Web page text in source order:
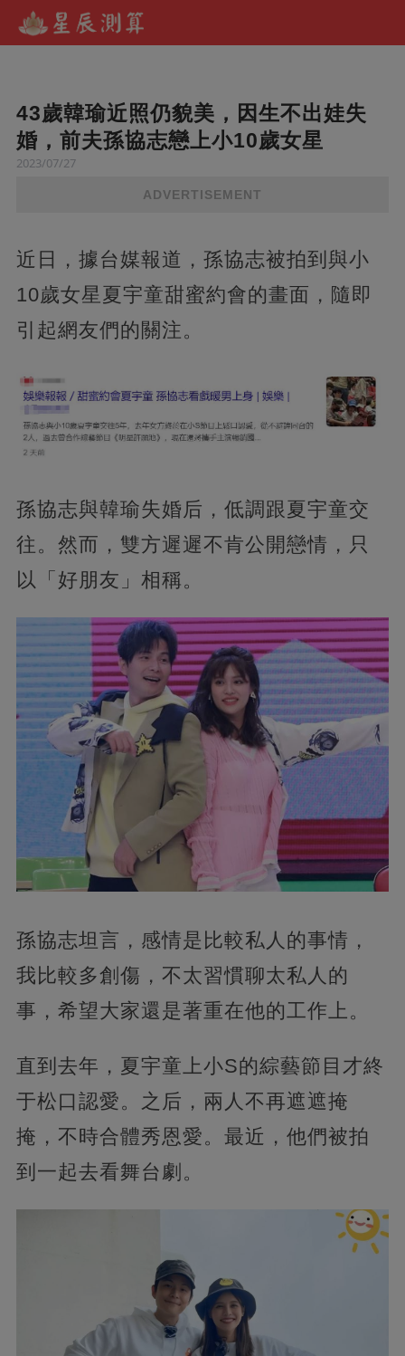
43歲韓瑜近照仍貌美，因生不出娃失
婚，前夫孫協志戀上小10歲女星
2023/07/27
ADVERTISEMENT
近日，據台媒報道，孫協志被拍到與小
10歲女星夏宇童甜蜜約會的畫面，隨即
引起網友們的關注。
孫協志與韓瑜失婚后，低調跟夏宇童交
往。然而，雙方遲遲不肯公開戀情，只
以「好朋友」相稱。
孫協志坦言，感情是比較私人的事情，
我比較多創傷，不太習慣聊太私人的
事，希望大家還是著重在他的工作上。
直到去年，夏宇童上小S的綜藝節目才終
于松口認愛。之后，兩人不再遮遮掩
掩，不時合體秀恩愛。最近，他們被拍
到一起去看舞台劇。